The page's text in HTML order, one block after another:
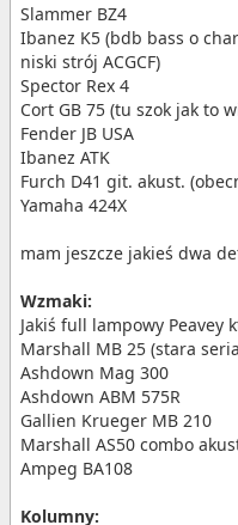
Slammer BZ4
Ibanez K5 (bdb bass o
niski strój ACGCF)
Spector Rex 4
Cort GB 75 (tu szok jak to
Fender JB USA
Ibanez ATK
Furch D41 git. akust.
Yamaha 424X
mam jeszcze jakieś dwa
Wzmaki:
Jakiś full lampowy Peavey
Marshall MB 25 (stara
Ashdown Mag 300
Ashdown ABM 575R
Gallien Krueger MB 210
Marshall AS50 combo
Ampeg BA108
Kolumny: